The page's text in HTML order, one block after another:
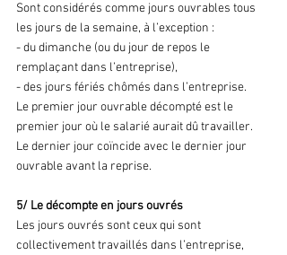
Sont considérés comme jours ouvrables tous
les jours de la semaine, à l’exception :
- du dimanche (ou du jour de repos le
remplaçant dans l’entreprise),
- des jours fériés chômés dans l’entreprise.
Le premier jour ouvrable décompté est le
premier jour où le salarié aurait dû travailler.
Le dernier jour coïncide avec le dernier jour
ouvrable avant la reprise.
5/ Le décompte en jours ouvrés
Les jours ouvrés sont ceux qui sont
collectivement travaillés dans l’entreprise,